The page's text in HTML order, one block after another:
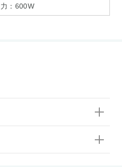
力：600W